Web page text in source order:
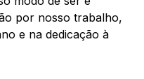
por nosso trabalho,
e na dedicação à